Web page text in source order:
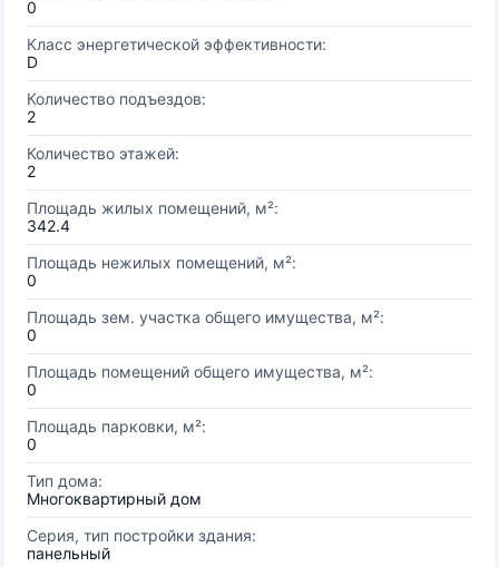
0
Класс энергетической эффективности:
D
Количество подъездов:
2
Количество этажей:
2
Площадь жилых помещений, м²:
342.4
Площадь нежилых помещений, м²:
0
Площадь зем. участка общего имущества, м²:
0
Площадь помещений общего имущества, м²:
0
Площадь парковки, м²:
0
Тип дома:
Многоквартирный дом
Серия, тип постройки здания:
панельный